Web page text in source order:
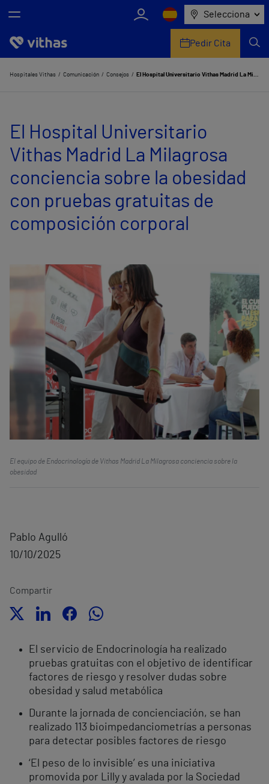
Selecciona
Nosotros
Servicios de salud
Equipo médico y asistencial
Pedir Cita
Hospitales Vithas Comunicación Consejos El Hospital Universitario Vithas Madrid La Milagrosa conciencia sobre la obesidad con pruebas gratuitas de composición corporal
El Hospital Universitario
Vithas Madrid La Milagrosa
conciencia sobre la obesidad
con pruebas gratuitas de
composición corporal
El equipo de Endocrinología de Vithas Madrid La Milagrosa conciencia sobre la
obesidad
Pablo Agulló
10/10/2025
Compartir
El servicio de Endocrinología ha realizado
pruebas gratuitas con el objetivo de identificar
factores de riesgo y resolver dudas sobre
obesidad y salud metabólica
Durante la jornada de concienciación, se han
realizado 113 bioimpedanciometrías a personas
para detectar posibles factores de riesgo
‘El peso de lo invisible’ es una iniciativa
promovida por Lilly y avalada por la Sociedad